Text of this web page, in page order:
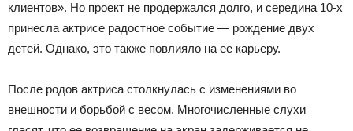
клиентов». Но проект не продержался долго, и середина 10-х
принесла актрисе радостное событие — рождение двух
детей. Однако, это также повлияло на ее карьеру.
После родов актриса столкнулась с изменениями во
внешности и борьбой с весом. Многочисленные слухи